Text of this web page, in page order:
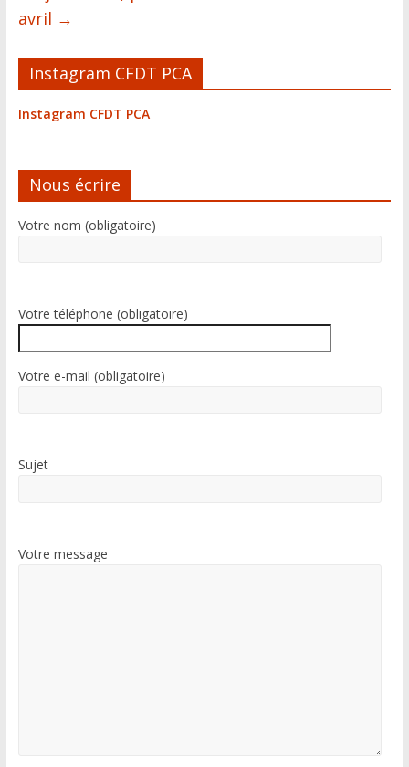
avril →
Instagram CFDT PCA
Instagram CFDT PCA
Nous écrire
Votre nom (obligatoire)
Votre téléphone (obligatoire)
Votre e-mail (obligatoire)
Sujet
Votre message